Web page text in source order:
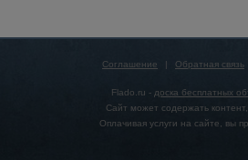
Соглашение | Обратная связь
Flado.ru - доска бесплатных
Сайт может содержать
Оплачивая услуги на сайте, вы